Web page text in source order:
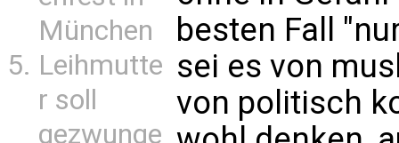
München
Leihmutte
r soll
gezwunge
besten Fall
sei es von
von politisch